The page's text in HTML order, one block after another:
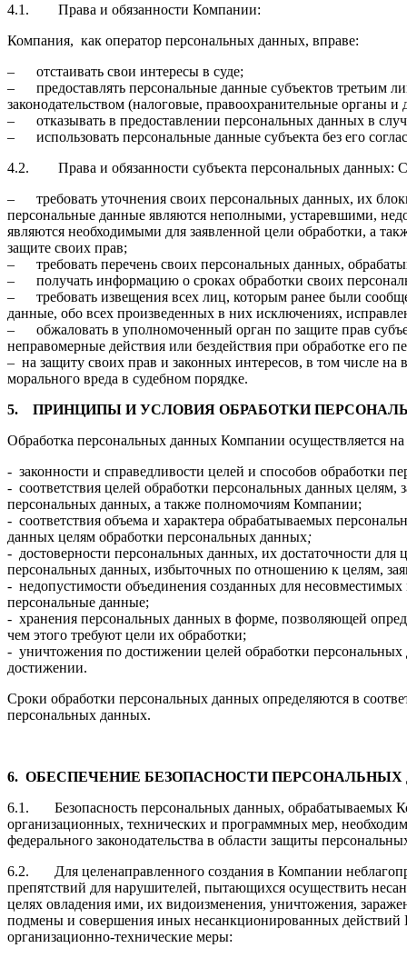
4.1. Права и обязанности Компании:
Компания, как оператор персональных данных, вправе:
– отстаивать свои интересы в суде;
– предоставлять персональные данные субъектов третьим
законодательством (налоговые, правоохранительные органы и
– отказывать в предоставлении персональных данных в
– использовать персональные данные субъекта без его
4.2. Права и обязанности субъекта персональных данных:
– требовать уточнения своих персональных данных, их
персональные данные являются неполными, устаревшими,
являются необходимыми для заявленной цели обработки, а
защите своих прав;
– требовать перечень своих персональных данных,
– получать информацию о сроках обработки своих
– требовать извещения всех лиц, которым ранее были
данные, обо всех произведенных в них исключениях,
– обжаловать в уполномоченный орган по защите прав
неправомерные действия или бездействия при обработке его
– на защиту своих прав и законных интересов, в том числе
морального вреда в судебном порядке.
5. ПРИНЦИПЫ И УСЛОВИЯ ОБРАБОТКИ
Обработка персональных данных Компании осуществляется
- законности и справедливости целей и способов обработки
- соответствия целей обработки персональных данных целям,
персональных данных, а также полномочиям Компании;
- соответствия объема и характера обрабатываемых
данных целям обработки персональных данных;
- достоверности персональных данных, их достаточности для
персональных данных, избыточных по отношению к целям,
- недопустимости объединения созданных для
персональные данные;
- хранения персональных данных в форме, позволяющей
чем этого требуют цели их обработки;
- уничтожения по достижении целей обработки
достижении.
Сроки обработки персональных данных определяются в
персональных данных.
6. ОБЕСПЕЧЕНИЕ БЕЗОПАСНОСТИ
6.1. Безопасность персональных данных, обрабатываемых
организационных, технических и программных мер,
федерального законодательства в области защиты
6.2. Для целенаправленного создания в Компании
препятствий для нарушителей, пытающихся осуществить
целях овладения ими, их видоизменения, уничтожения,
подмены и совершения иных несанкционированных
организационно-технические меры: